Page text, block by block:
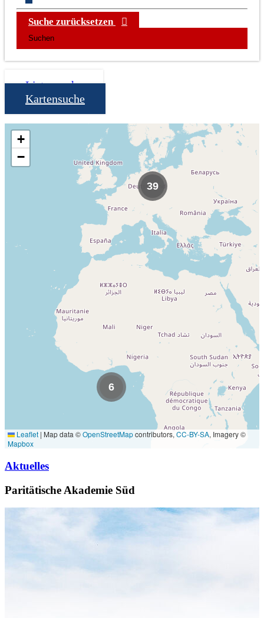
Suche zurücksetzen
Listensuche
Kartensuche
39
6
+
−
Leaflet | Map data ©OpenStreetMapcontributors, CC-BY-SA, Imagery ©
Mapbox
Aktuelles
Paritätische Akademie Süd